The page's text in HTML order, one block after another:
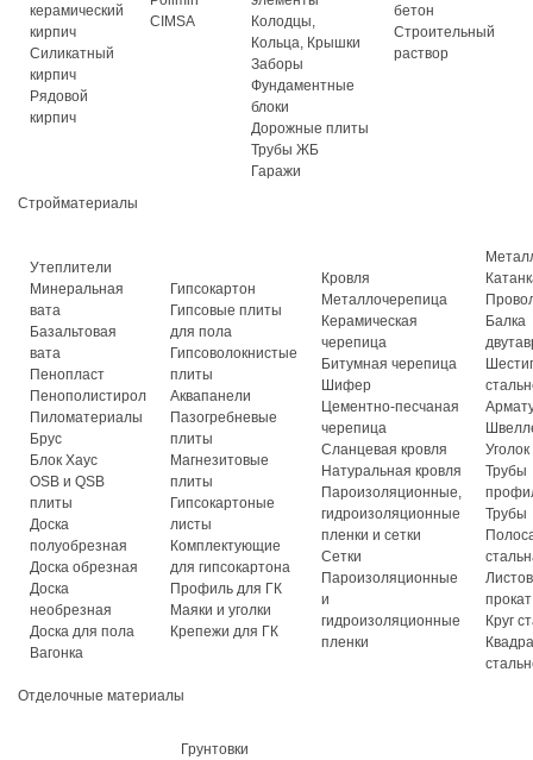
керамический
кирпич
Силикатный
кирпич
Рядовой
кирпич
CIMSA
Колодцы,
Кольца, Крышки
Заборы
Фундаментные
блоки
Дорожные плиты
Трубы ЖБ
Гаражи
бетон
Строительный
раствор
Стройматериалы
Утеплители
Минеральная
вата
Базальтовая
вата
Пенопласт
Пенополистирол
Пиломатериалы
Брус
Блок Хаус
OSB и QSB
плиты
Доска
полуобрезная
Доска обрезная
Доска
необрезная
Доска для пола
Вагонка
Гипсокартон
Гипсовые плиты
для пола
Гипсоволокнистые
плиты
Аквапанели
Пазогребневые
плиты
Магнезитовые
плиты
Гипсокартоные
листы
Комплектующие
для гипсокартона
Профиль для ГК
Маяки и уголки
Крепежи для ГК
Кровля
Металлочерепица
Керамическая
черепица
Битумная черепица
Шифер
Цементно-песчаная
черепица
Сланцевая кровля
Натуральная кровля
Пароизоляционные,
гидроизоляционные
пленки и сетки
Сетки
Пароизоляционные
и
гидроизоляционные
пленки
Балка
Уголок
Трубы
Трубы
прокат
Круг
Отделочные материалы
Грунтовки